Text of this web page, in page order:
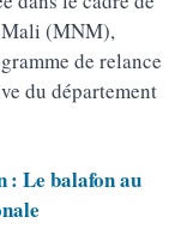
(MNM),
de relance
du département
: Le balafon au